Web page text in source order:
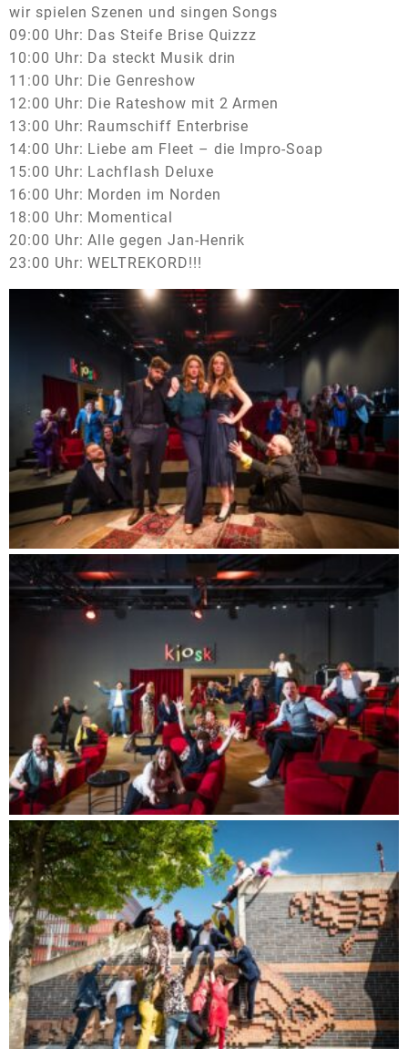
wir spielen Szenen und singen Songs
09:00 Uhr: Das Steife Brise Quizzz
10:00 Uhr: Da steckt Musik drin
11:00 Uhr: Die Genreshow
12:00 Uhr: Die Rateshow mit 2 Armen
13:00 Uhr: Raumschiff Enterbrise
14:00 Uhr: Liebe am Fleet – die Impro-Soap
15:00 Uhr: Lachflash Deluxe
16:00 Uhr: Morden im Norden
18:00 Uhr: Momentical
20:00 Uhr: Alle gegen Jan-Henrik
23:00 Uhr: WELTREKORD!!!